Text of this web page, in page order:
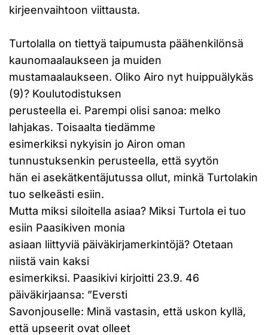
kirjeenvaihtoon viittausta.
Turtolalla on tiettyä taipumusta päähenkilönsä
kaunomaalaukseen ja muiden
mustamaalaukseen. Oliko Airo nyt huippuälykäs
(9)? Koulutodistuksen
perusteella ei. Parempi olisi sanoa: melko
lahjakas. Toisaalta tiedämme
esimerkiksi nykyisin jo Airon oman
tunnustuksenkin perusteella, että syytön
hän ei asekätkentäjutussa ollut, minkä Turtolakin
tuo selkeästi esiin.
Mutta miksi siloitella asiaa? Miksi Turtola ei tuo
esiin Paasikiven monia
asiaan liittyviä päiväkirjamerkintöjä? Otetaan
niistä vain kaksi
esimerkiksi. Paasikivi kirjoitti 23.9. 46
päiväkirjaansa: ”Eversti
Savonjouselle: Minä vastasin, että uskon kyllä,
että upseerit ovat olleet